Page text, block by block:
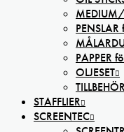
PAPPER
OLJESET
STAFFLIER
SCREENTEC